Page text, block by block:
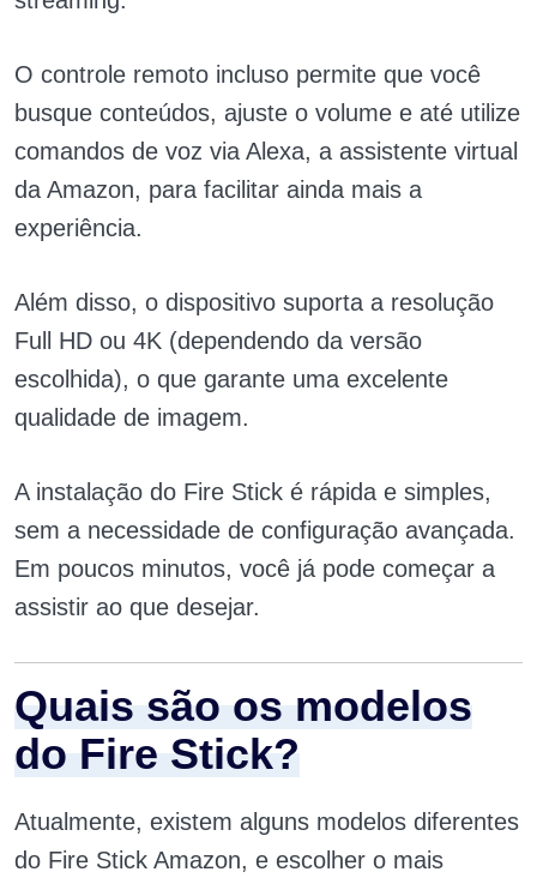
O controle remoto incluso permite que você
busque conteúdos, ajuste o volume e até utilize
comandos de voz via Alexa, a assistente virtual
da Amazon, para facilitar ainda mais a
experiência.
Além disso, o dispositivo suporta a resolução
Full HD ou 4K (dependendo da versão
escolhida), o que garante uma excelente
qualidade de imagem.
A instalação do Fire Stick é rápida e simples,
sem a necessidade de configuração avançada.
Em poucos minutos, você já pode começar a
assistir ao que desejar.
Quais são os modelos
do Fire Stick?
Atualmente, existem alguns modelos diferentes
do Fire Stick Amazon, e escolher o mais